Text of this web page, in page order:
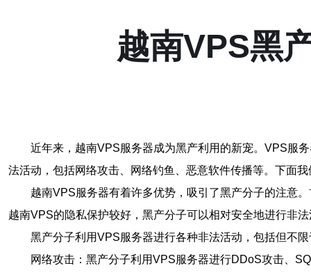
越南VPS黑
近年来，越南VPS服务器成为黑产利用的新宠。VPS服
法活动，包括网络攻击、网络钓鱼、恶意软件传播等。下面
越南VPS服务器有着许多优势，吸引了黑产分子的注意
越南VPS的隐私保护较好，黑产分子可以相对安全地进行非
黑产分子利用VPS服务器进行各种非法活动，包括但不
网络攻击：黑产分子利用VPS服务器进行DDoS攻击、